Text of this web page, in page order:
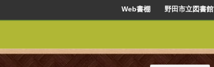
Web書棚 野田市立図書館